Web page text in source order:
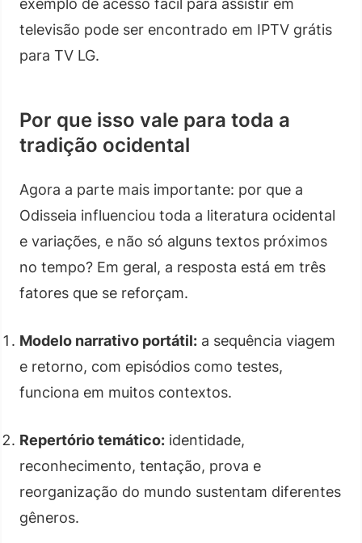
exemplo de acesso fácil para assistir em
televisão pode ser encontrado em IPTV grátis
para TV LG.
Por que isso vale para toda a
tradição ocidental
Agora a parte mais importante: por que a
Odisseia influenciou toda a literatura ocidental
e variações, e não só alguns textos próximos
no tempo? Em geral, a resposta está em três
fatores que se reforçam.
Modelo narrativo portátil: a sequência viagem
e retorno, com episódios como testes,
funciona em muitos contextos.
Repertório temático: identidade,
reconhecimento, tentação, prova e
reorganização do mundo sustentam diferentes
gêneros.